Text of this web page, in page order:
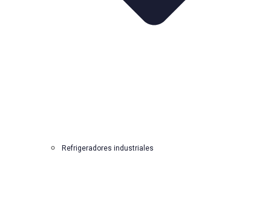
Refrigeradores industriales